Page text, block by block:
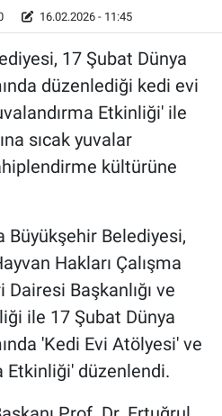
16.02.2026 - 11:45
17 Şubat Dünya
düzenlediği kedi evi
Etkinliği' ile
sıcak yuvalar
kültürüne
Büyükşehir Belediyesi,
Hakları Çalışma
Başkanlığı ve
ile 17 Şubat Dünya
'Kedi Evi Atölyesi' ve
Etkinliği' düzenlendi.